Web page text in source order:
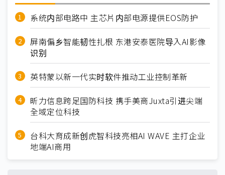
系统内部电路中 主芯片内部电源提供EOS防护
屏南偏乡智能韧性扎根 东港安泰医院导入AI影像
识别
英特蒙以新一代实时软件推动工业控制革新
昕力信息跨足国防科技 携手美商Juxta引进尖端
全域定位科技
台科大育成新创虎智科技亮相AI WAVE 主打企业
地端AI商用